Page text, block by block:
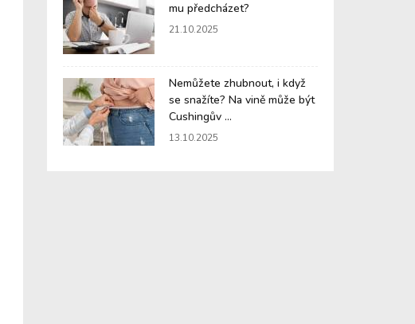
mu předcházet?
21.10.2025
Nemůžete zhubnout, i když
se snažíte? Na vině může být
Cushingův ...
13.10.2025